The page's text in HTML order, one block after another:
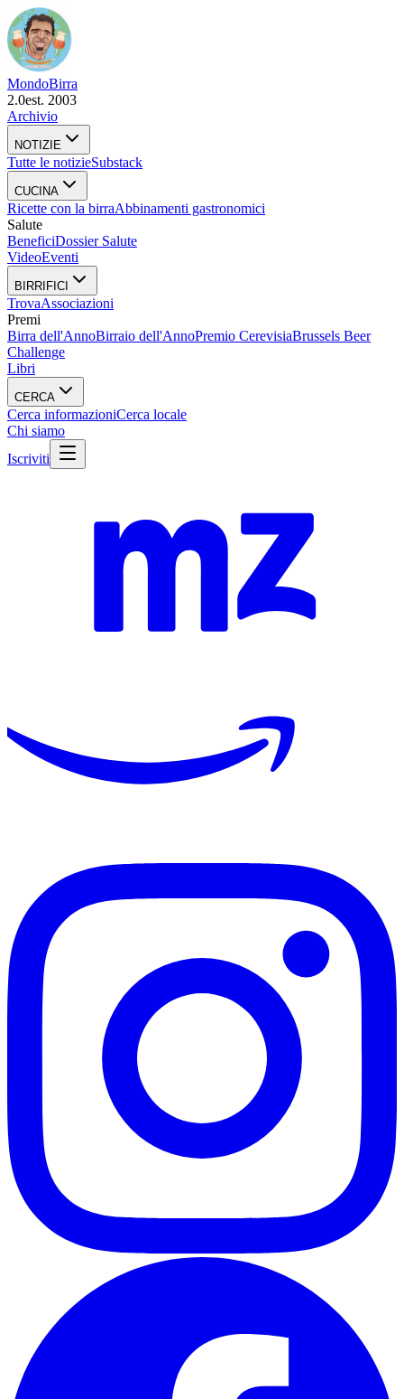
MondoBirra
2.0est. 2003
Archivio
NOTIZIE
Tutte le notizieSubstack
CUCINA
Ricette con la birraAbbinamenti gastronomici
Salute
BeneficiDossier Salute
VideoEventi
BIRRIFICI
TrovaAssociazioni
Premi
Birra dell'AnnoBirraio dell'AnnoPremio CerevisiaBrussels Beer
Challenge
Libri
CERCA
Cerca informazioniCerca locale
Chi siamo
Iscriviti